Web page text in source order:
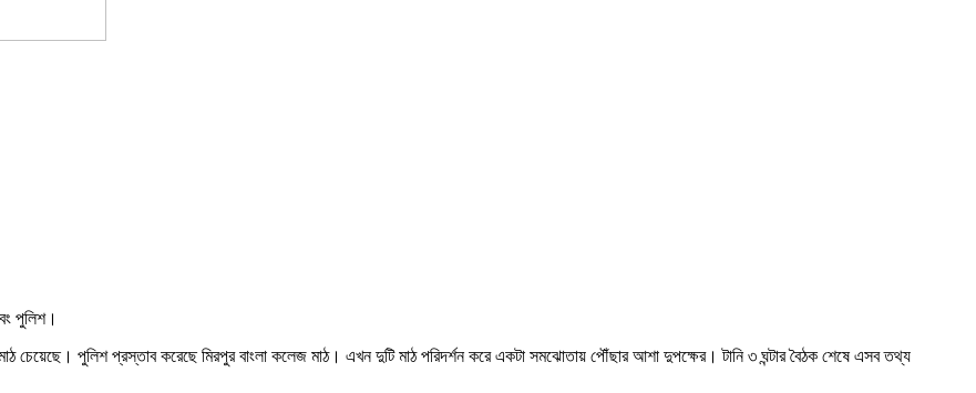
পুলিশ।
মাঠ চেয়েছে। পুলিশ প্রস্তাব করেছে মিরপুর বাংলা কলেজ মাঠ। এখন দুটি মাঠ পরিদর্শন করে একটা সমঝোতায় পৌঁছার আশা দুপক্ষের। টানি ৩ ঘন্টার বৈঠক শেষে এসব তথ্য